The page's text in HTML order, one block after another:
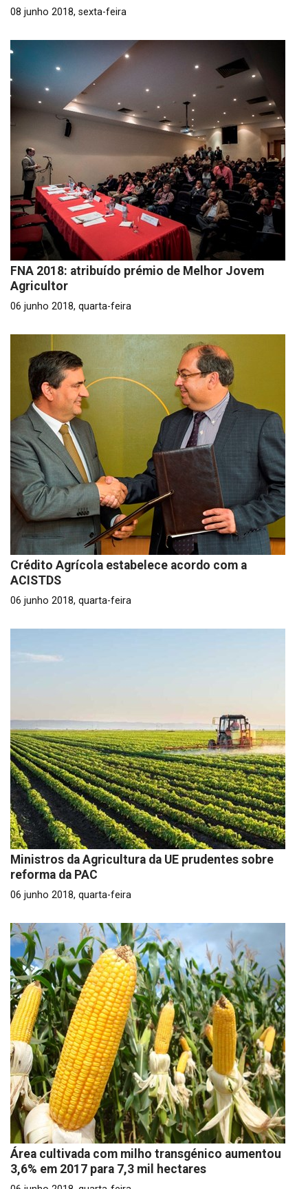
08 junho 2018, sexta-feira
FNA 2018: atribuído prémio de Melhor Jovem
Agricultor
06 junho 2018, quarta-feira
Crédito Agrícola estabelece acordo com a
ACISTDS
06 junho 2018, quarta-feira
Ministros da Agricultura da UE prudentes sobre
reforma da PAC
06 junho 2018, quarta-feira
Área cultivada com milho transgénico aumentou
3,6% em 2017 para 7,3 mil hectares